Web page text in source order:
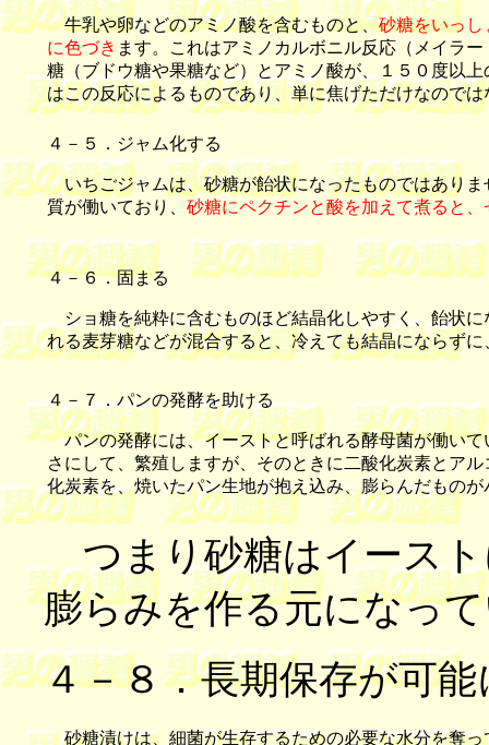
牛乳や卵などのアミノ酸を含むものと、砂糖をいっし
に色づき ます。これはアミノカルボニル反応（メイラ
糖（ブドウ糖や果糖など）とアミノ酸が、１５０度以
はこの反応によるものであり、単に焦げただけなのでは
４－５．ジャム化する
いちごジャムは、砂糖が飴状になったものではありま
質が働いており、 砂糖にペクチンと酸を加えて煮ると
４－６．固まる
ショ糖を純粋に含むものほど結晶化しやすく、飴状
れる麦芽糖などが混合すると、冷えても結晶にならず
４－７．パンの発酵を助ける
パンの発酵には、イーストと呼ばれる酵母菌が働いて
さにして、繁殖しますが、そのときに二酸化炭素とア
化炭素を、焼いたパン生地が抱え込み、膨らんだものが
つまり砂糖はイースト
膨らみを作る元になっ
４－８．長期保存が可
砂糖漬けは、細菌が生存するための必要な水分を奪っ